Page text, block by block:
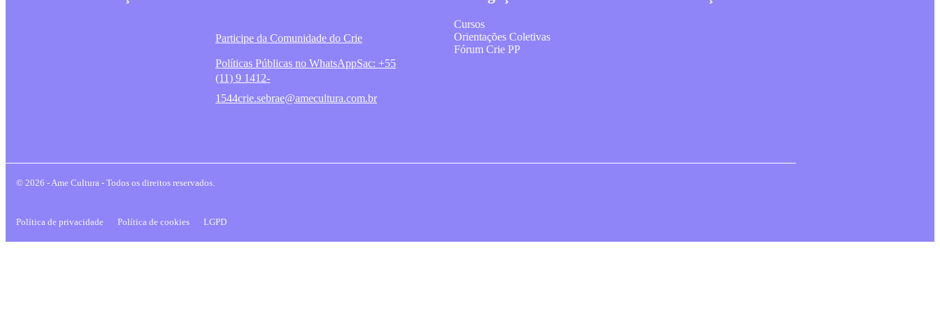
Participe da Comunidade do Crie
Políticas Públicas no WhatsAppSac: +55
(11) 9 1412-
1544crie.sebrae@amecultura.com.br
Cursos
Orientações Coletivas
Fórum Crie PP
© 2026 - Ame Cultura - Todos os direitos reservados.
Política de privacidade Política de cookies LGPD